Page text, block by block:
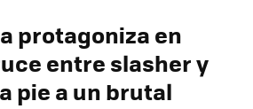
protagoniza en
entre slasher y
pie a un brutal